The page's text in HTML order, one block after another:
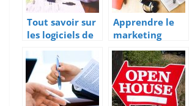
Tout savoir sur
les logiciels de
marketing pour
une entreprise
Apprendre le
marketing
numérique est-
il la bonne
décision pour
vous en ce
moment?